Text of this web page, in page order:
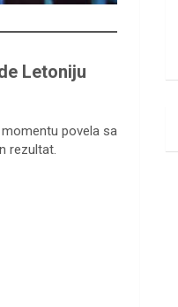
Letoniju
povela sa
rezultat.